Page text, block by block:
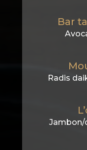
Bar
Radis